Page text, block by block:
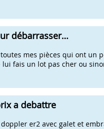
débarrasser…
mes pièces qui ont un
fais un lot pas cher ou
a debattre
er2 avec galet et